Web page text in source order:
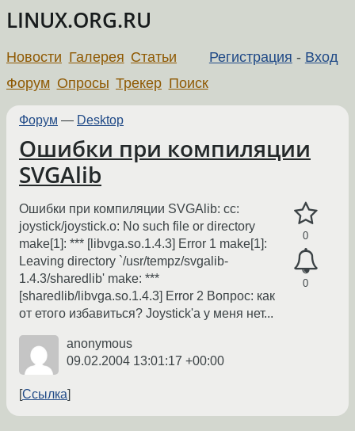
LINUX.ORG.RU
Регистрация - Вход
Новости Галерея Статьи
Форум Опросы Трекер Поиск
Форум — Desktop
Ошибки при компиляции
SVGAlib
0
0
Ошибки при компиляции SVGAlib: cc:
joystick/joystick.o: No such file or directory
make[1]: *** [libvga.so.1.4.3] Error 1 make[1]:
Leaving directory `/usr/tempz/svgalib-
1.4.3/sharedlib' make: ***
[sharedlib/libvga.so.1.4.3] Error 2 Вопрос: как
от етого избавиться? Joystick'a у меня нет...
anonymous
09.02.2004 13:01:17 +00:00
Ссылка